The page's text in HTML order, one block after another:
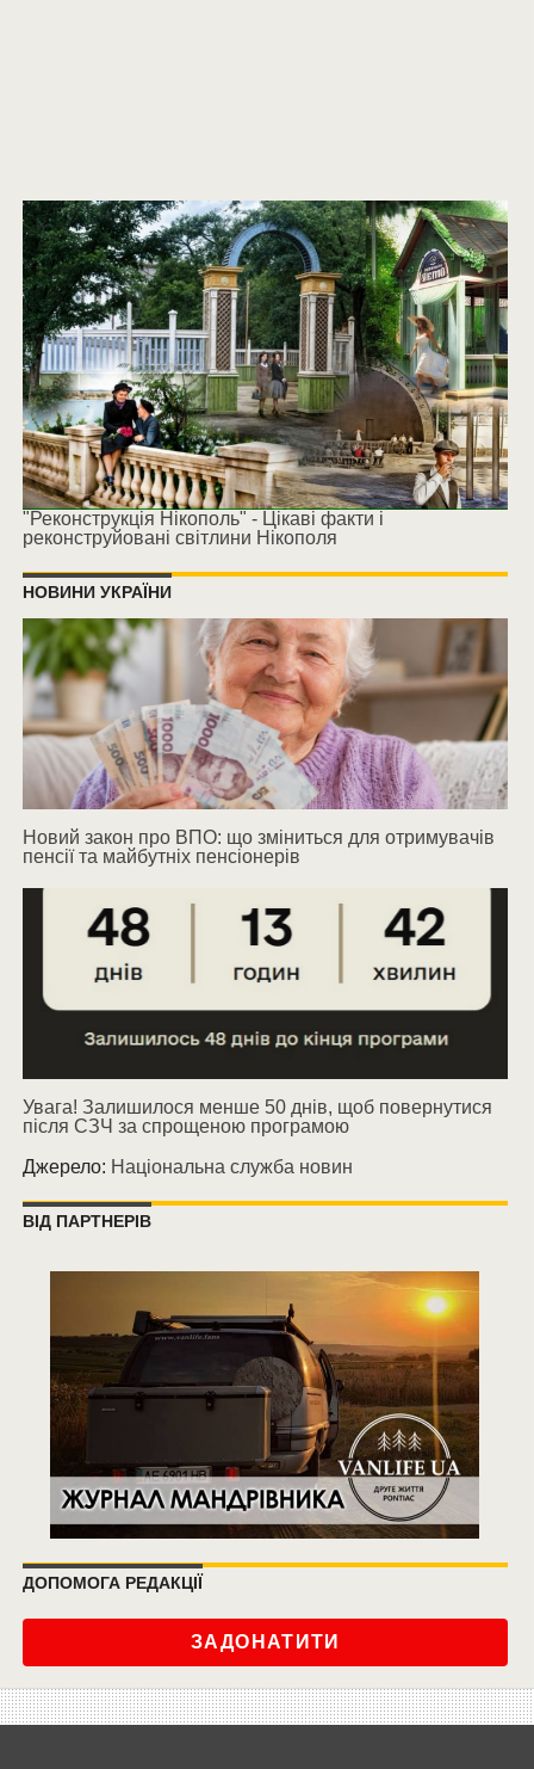
"Реконструкція Нікополь" - Цікаві факти і
реконструйовані світлини Нікополя
НОВИНИ УКРАЇНИ
Новий закон про ВПО: що зміниться для отримувачів
пенсії та майбутніх пенсіонерів
Увага! Залишилося менше 50 днів, щоб повернутися
після СЗЧ за спрощеною програмою
Джерело: Національна служба новин
ВІД ПАРТНЕРІВ
ДОПОМОГА РЕДАКЦІЇ
ЗАДОНАТИТИ